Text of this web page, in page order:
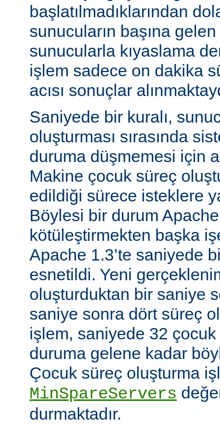
başlatılmadıklarından
sunucuların başına
sunucularla kıyaslama
işlem sadece on dakika
acısı sonuçlar
Saniyede bir kuralı,
oluşturması sırasında
duruma düşmemesi için
Makine çocuk süreç
edildiği sürece isteklere
Böylesi bir durum
kötüleştirmekten başka
Apache 1.3’te saniyede
esnetildi. Yeni
oluşturduktan bir saniye
saniye sonra dört süreç
işlem, saniyede 32
duruma gelene kadar
Çocuk süreç oluşturma
MinSpareServers
durmaktadır.